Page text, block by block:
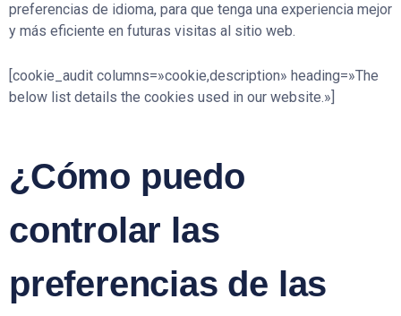
preferencias de idioma, para que tenga una experiencia mejor
y más eficiente en futuras visitas al sitio web.
[cookie_audit columns=»cookie,description» heading=»The
below list details the cookies used in our website.»]
¿Cómo puedo
controlar las
preferencias de las